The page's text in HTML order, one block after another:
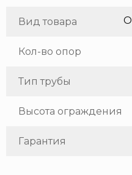
Вид товара
Кол-во опор
Тип трубы
Высота ограждения
Гарантия